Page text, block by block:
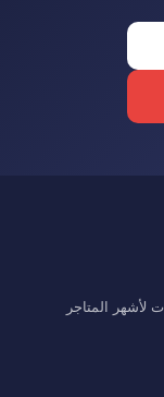
لأشهر المتاجر